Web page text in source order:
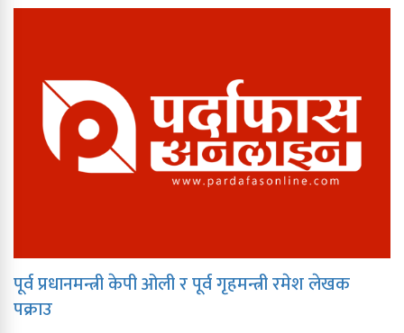
पूर्व प्रधानमन्त्री केपी ओली र पूर्व गृहमन्त्री रमेश लेखक
पक्राउ